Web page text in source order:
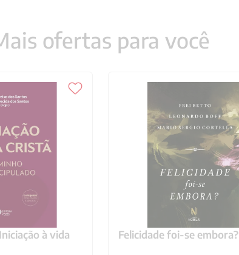
ofertas para você
à vida
Felicidade foi-se embora?